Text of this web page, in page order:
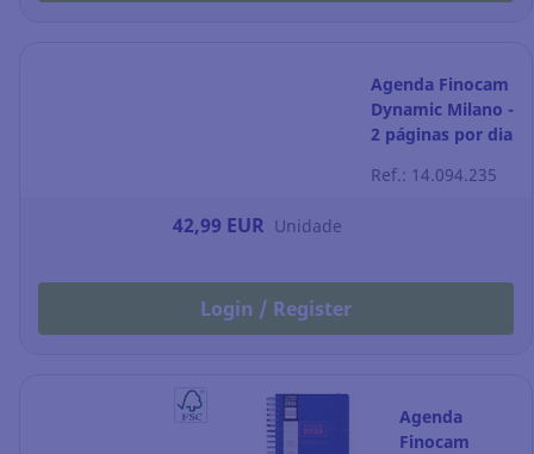
Agenda Finocam
Dynamic Milano -
2 páginas por dia
preto
Ref.: 14.094.235
42,99 EUR Unidade
Login / Register
Agenda
Finocam